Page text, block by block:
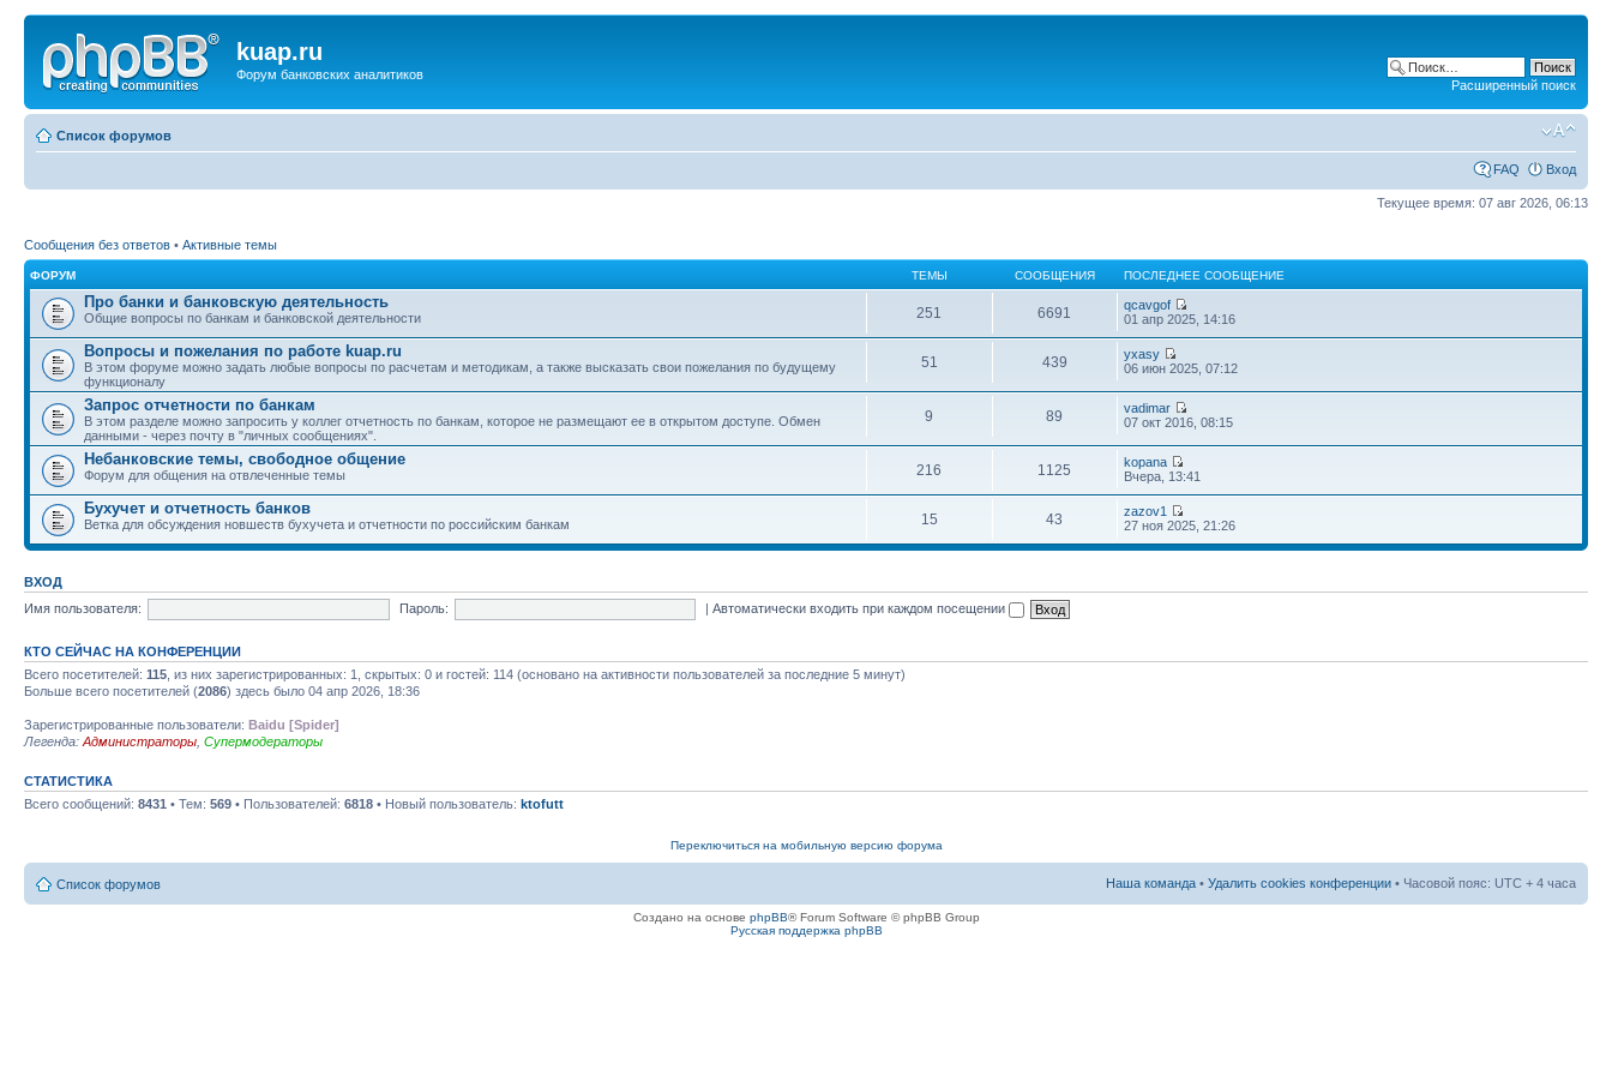
kuap.ru
Форум банковских аналитиков
Расширенный поиск
Список форумов
FAQ Вход
Текущее время: 07 авг 2026, 06:13
Сообщения без ответов • Активные темы
ФОРУМ ТЕМЫ СООБЩЕНИЯ ПОСЛЕДНЕЕ СООБЩЕНИЕ
Про банки и банковскую деятельность
Общие вопросы по банкам и банковской деятельности 251 6691
qcavgof
01 апр 2025, 14:16
Вопросы и пожелания по работе kuap.ru
В этом форуме можно задать любые вопросы по расчетам и методикам, а также высказать свои пожелания по будущему
функционалу
51 439
yxasy
06 июн 2025, 07:12
Запрос отчетности по банкам
В этом разделе можно запросить у коллег отчетность по банкам, которое не размещают ее в открытом доступе. Обмен
данными - через почту в "личных сообщениях".
9 89
vadimar
07 окт 2016, 08:15
Небанковские темы, свободное общение
Форум для общения на отвлеченные темы 216 1125
kopana
Вчера, 13:41
Бухучет и отчетность банков
Ветка для обсуждения новшеств бухучета и отчетности по российским банкам 15 43
zazov1
27 ноя 2025, 21:26
ВХОД
Имя пользователя:
Пароль: |Автоматически входить при каждом посещении
КТО СЕЙЧАС НА КОНФЕРЕНЦИИ
Всего посетителей: 115 , из них зарегистрированных: 1, скрытых: 0 и гостей: 114 (основано на активности пользователей за последние 5 минут)
Больше всего посетителей (2086) здесь было 04 апр 2026, 18:36
Зарегистрированные пользователи: Baidu [Spider]
Легенда: Администраторы Супермодераторы
СТАТИСТИКА
Всего сообщений: 8431 • Тем: 569 • Пользователей: 6818 • Новый пользователь: ktofutt
Переключиться на мобильную версию форума
Список форумов Наша команда • Удалить cookies конференции • Часовой пояс: UTC + 4 часа
Создано на основе phpBB® Forum Software © phpBB Group
Русская поддержка phpBB